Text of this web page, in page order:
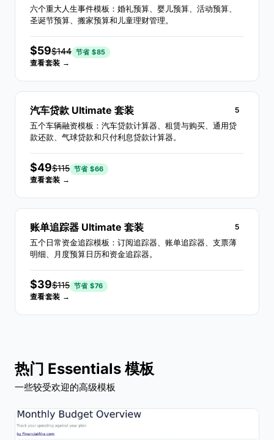
六个重大人生事件模板：婚礼预算、婴儿预算、活动预算、
圣诞节预算、搬家预算和儿童理财管理。
$59$144 节省 $85
查看套装 →
汽车贷款 Ultimate 套装 5
五个车辆融资模板：汽车贷款计算器、租赁与购买、通用贷
款还款、气球贷款和只付利息贷款计算器。
$49$115 节省 $66
查看套装 →
账单追踪器 Ultimate 套装 5
五个日常资金追踪模板：订阅追踪器、账单追踪器、支票薄
明细、月度预算日历和资金追踪器。
$39$115 节省 $76
查看套装 →
热门 Essentials 模板
一些较受欢迎的高级模板